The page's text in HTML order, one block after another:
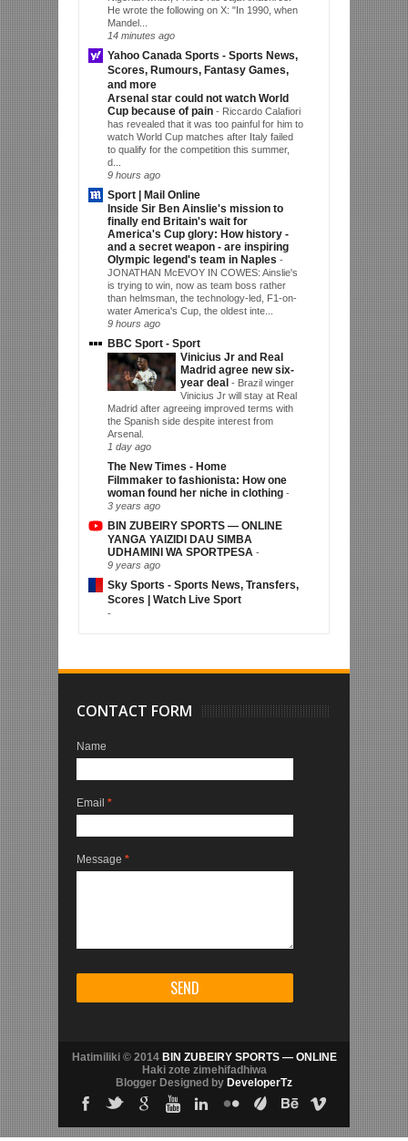
He wrote the following on X: "In 1990, when
Mandel...
14 minutes ago
Yahoo Canada Sports - Sports News,
Scores, Rumours, Fantasy Games,
and more
Arsenal star could not watch World
Cup because of pain - Riccardo Calafiori
has revealed that it was too painful for him to
watch World Cup matches after Italy failed
to qualify for the competition this summer,
d...
9 hours ago
Sport | Mail Online
Inside Sir Ben Ainslie's mission to
finally end Britain's wait for
America's Cup glory: How history -
and a secret weapon - are inspiring
Olympic legend's team in Naples -
JONATHAN McEVOY IN COWES: Ainslie's
is trying to win, now as team boss rather
than helmsman, the technology-led, F1-on-
water America's Cup, the oldest inte...
9 hours ago
BBC Sport - Sport
Vinicius Jr and Real
Madrid agree new six-
year deal - Brazil winger
Vinicius Jr will stay at Real
Madrid after agreeing improved terms with
the Spanish side despite interest from
Arsenal.
1 day ago
The New Times - Home
Filmmaker to fashionista: How one
woman found her niche in clothing -
3 years ago
BIN ZUBEIRY SPORTS — ONLINE
YANGA YAIZIDI DAU SIMBA
UDHAMINI WA SPORTPESA -
9 years ago
Sky Sports - Sports News, Transfers,
Scores | Watch Live Sport
-
CONTACT FORM
Name
Email *
Message *
Hatimiliki © 2014 BIN ZUBEIRY SPORTS — ONLINE
Haki zote zimehifadhiwa
Blogger Designed by DeveloperTz